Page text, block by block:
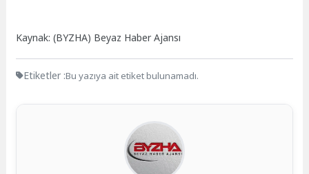
Kaynak: (BYZHA) Beyaz Haber Ajansı
Etiketler :Bu yazıya ait etiket bulunamadı.